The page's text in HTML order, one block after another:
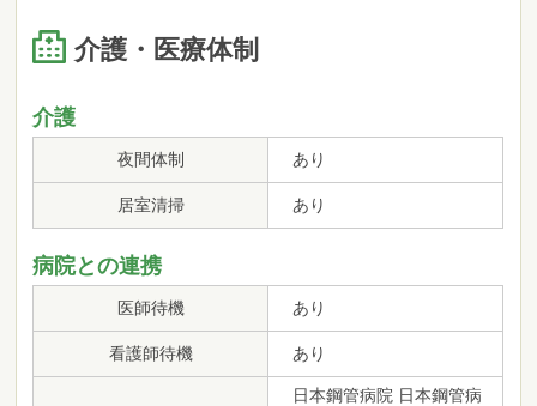
介護・医療体制
介護
夜間体制 あり
居室清掃 あり
病院との連携
医師待機 あり
看護師待機 あり
日本鋼管病院 日本鋼管病